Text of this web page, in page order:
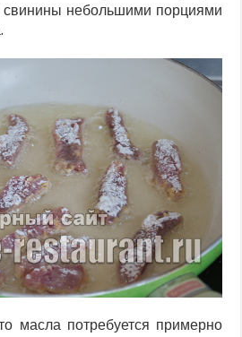
свинины небольшими порциями
масла потребуется примерно